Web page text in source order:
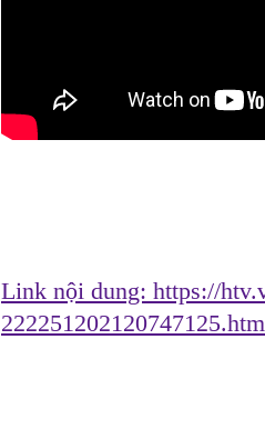
Link nội dung: https://
222251202120747125.htm